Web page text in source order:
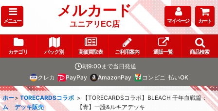
メニュー
メルカード
ユニアリEC店 マイページ カート
カテゴリ パック別 高価買取表 ご利用案内 通販一覧 商品検索
朝9:00まで当日発送
クレカ
PayPay AmazonPay コンビニ 払いOK
ホー
ム
> TORECARDSコラボ
デッキ販売
>
【TORECARDSコラボ】BLEACH 千年血戦篇：
【青】一護&ルキアデッキ